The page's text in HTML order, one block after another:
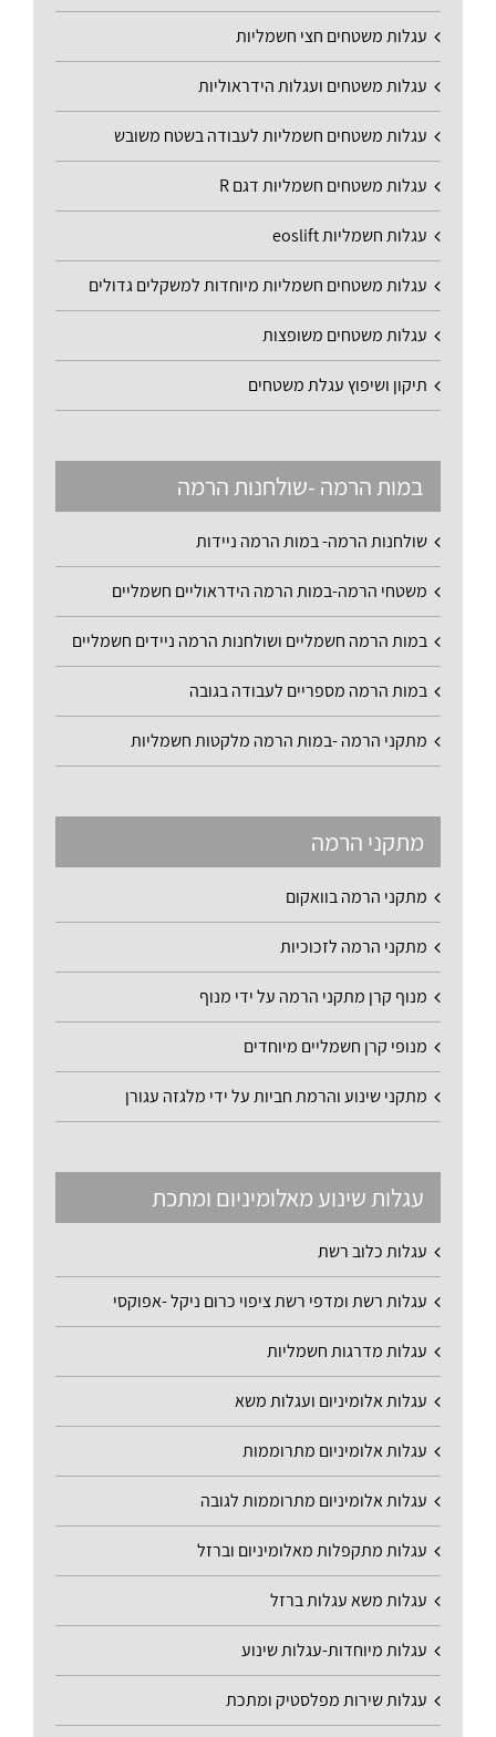
עגלות משטחים חצי חשמליות
עגלות משטחים ועגלות הידראוליות
עגלות משטחים חשמליות לעבודה בשטח משובש
עגלות משטחים חשמליות דגם R
עגלות חשמליות eoslift
עגלות משטחים חשמליות מיוחדות למשקלים גדולים
עגלות משטחים משופצות
תיקון ושיפוץ עגלת משטחים
במות הרמה -שולחנות הרמה
שולחנות הרמה- במות הרמה ניידות
משטחי הרמה-במות הרמה הידראוליים חשמליים
במות הרמה חשמליים ושולחנות הרמה ניידים חשמליים
במות הרמה מספריים לעבודה בגובה
מתקני הרמה -במות הרמה מלקטות חשמליות
מתקני הרמה
מתקני הרמה בוואקום
מתקני הרמה לזכוכיות
מנוף קרן מתקני הרמה על ידי מנוף
מנופי קרן חשמליים מיוחדים
מתקני שינוע והרמת חביות על ידי מלגזה עגורן
עגלות שינוע מאלומיניום ומתכת
עגלות כלוב רשת
עגלות רשת ומדפי רשת ציפוי כרום ניקל -אפוקסי
עגלות מדרגות חשמליות
עגלות אלומיניום ועגלות משא
עגלות אלומיניום מתרוממות
עגלות אלומיניום מתרוממות לגובה
עגלות מתקפלות מאלומיניום וברזל
עגלות משא עגלות ברזל
עגלות מיוחדות-עגלות שינוע
עגלות שירות מפלסטיק ומתכת